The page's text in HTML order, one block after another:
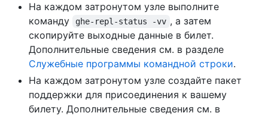
На каждом затронутом узле выполните
команду
ghe-repl-status -vv , а затем
скопируйте выходные данные в билет.
Дополнительные сведения см. в разделе
Служебные программы командной строки.
На каждом затронутом узле создайте пакет
поддержки для присоединения к вашему
билету. Дополнительные сведения см. в